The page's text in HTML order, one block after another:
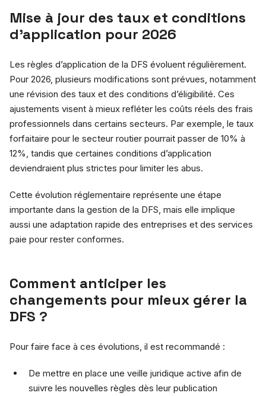
Mise à jour des taux et conditions
d’application pour 2026
Les règles d’application de la DFS évoluent régulièrement.
Pour 2026, plusieurs modifications sont prévues, notamment
une révision des taux et des conditions d’éligibilité. Ces
ajustements visent à mieux refléter les coûts réels des frais
professionnels dans certains secteurs. Par exemple, le taux
forfaitaire pour le secteur routier pourrait passer de 10% à
12%, tandis que certaines conditions d’application
deviendraient plus strictes pour limiter les abus.
Cette évolution réglementaire représente une étape
importante dans la gestion de la DFS, mais elle implique
aussi une adaptation rapide des entreprises et des services
paie pour rester conformes.
Comment anticiper les
changements pour mieux gérer la
DFS ?
Pour faire face à ces évolutions, il est recommandé :
De mettre en place une veille juridique active afin de
suivre les nouvelles règles dès leur publication